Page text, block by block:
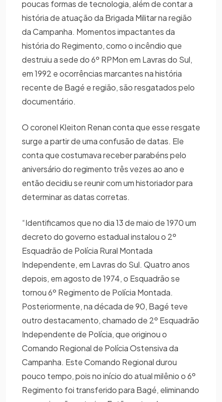
poucas formas de tecnologia, além de contar a
história de atuação da Brigada Militar na região
da Campanha. Momentos impactantes da
história do Regimento, como o incêndio que
destruiu a sede do 6º RPMon em Lavras do Sul,
em 1992 e ocorrências marcantes na história
recente de Bagé e região, são resgatados pelo
documentário.
O coronel Kleiton Renan conta que esse resgate
surge a partir de uma confusão de datas. Ele
conta que costumava receber parabéns pelo
aniversário do regimento três vezes ao ano e
então decidiu se reunir com um historiador para
determinar as datas corretas.
“Identificamos que no dia 13 de maio de 1970 um
decreto do governo estadual instalou o 2º
Esquadrão de Polícia Rural Montada
Independente, em Lavras do Sul. Quatro anos
depois, em agosto de 1974, o Esquadrão se
tornou 6º Regimento de Polícia Montada.
Posteriormente, na década de 90, Bagé teve
outro destacamento, chamado de 2º Esquadrão
Independente de Polícia, que originou o
Comando Regional de Polícia Ostensiva da
Campanha. Este Comando Regional durou
pouco tempo, pois no início do atual milênio o 6º
Regimento foi transferido para Bagé, eliminando